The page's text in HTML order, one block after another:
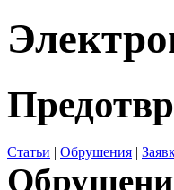
Статьи | Обрушения |